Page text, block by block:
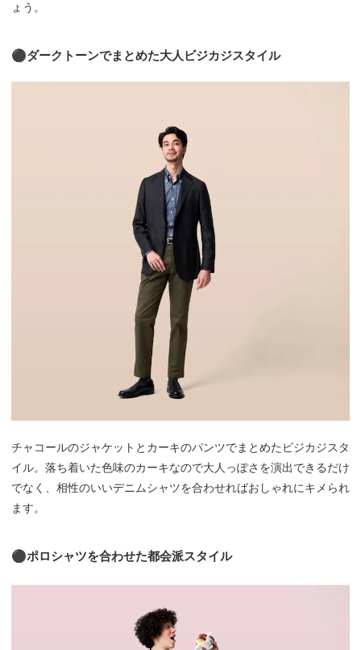
ょう。
⚫︎ダークトーンでまとめた大人ビジカジスタイル
チャコールのジャケットとカーキのパンツでまとめたビジカジスタ
イル。落ち着いた色味のカーキなので大人っぽさを演出できるだけ
でなく、相性のいいデニムシャツを合わせればおしゃれにキメられ
ます。
⚫︎ポロシャツを合わせた都会派スタイル